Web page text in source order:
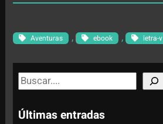
Aventuras , ebook , letra-v
S
e
a
Últimas entradas